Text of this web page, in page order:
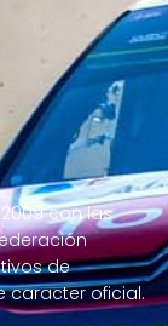
con las
de
caracter oficial.